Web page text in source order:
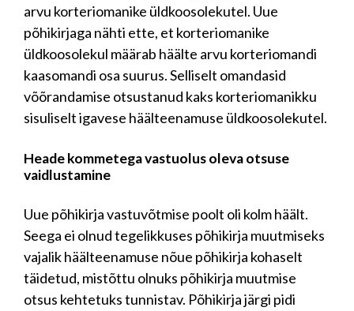
arvu korteriomanike üldkoosolekutel. Uue
põhikirjaga nähti ette, et korteriomanike
üldkoosolekul määrab häälte arvu korteriomandi
kaasomandi osa suurus. Selliselt omandasid
võõrandamise otsustanud kaks korteriomanikku
sisuliselt igavese häälteenamuse üldkoosolekutel.
Heade kommetega vastuolus oleva otsuse
vaidlustamine
Uue põhikirja vastuvõtmise poolt oli kolm häält.
Seega ei olnud tegelikkuses põhikirja muutmiseks
vajalik häälteenamuse nõue põhikirja kohaselt
täidetud, mistõttu olnuks põhikirja muutmise
otsus kehtetuks tunnistav. Põhikirja järgi pidi